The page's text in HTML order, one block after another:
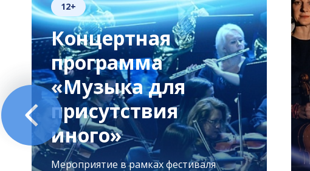
12+
Концертная
программа
«Музыка для
присутствия
иного»
Мероприятие в рамках фестиваля